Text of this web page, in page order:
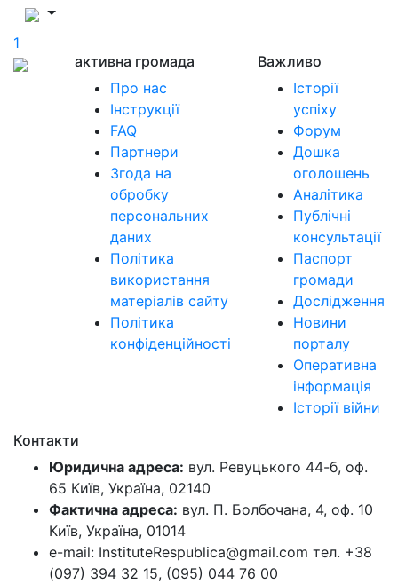
1
активна громада
Про нас
Інструкції
FAQ
Партнери
Згода на
обробку
персональних
даних
Політика
використання
матеріалів сайту
Політика
конфіденційності
Важливо
Історії
успіху
Форум
Дошка
оголошень
Аналітика
Публічні
консультації
Паспорт
громади
Дослідження
Новини
порталу
Оперативна
інформація
Історії війни
Контакти
Юридична адреса: вул. Ревуцького 44-б, оф.
65 Київ, Україна, 02140
Фактична адреса: вул. П. Болбочана, 4, оф. 10
Київ, Україна, 01014
e-mail: InstituteRespublica@gmail.com тел. +38
(097) 394 32 15, (095) 044 76 00